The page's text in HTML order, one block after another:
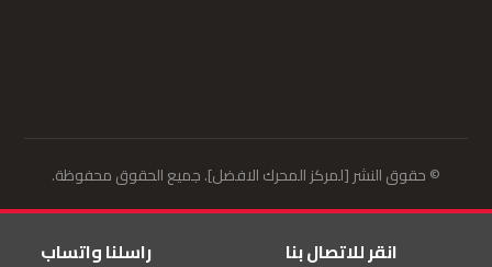
© حقوق النشر [لمركز المحرك الافضل]. جميع الحقوق محفوظة.
انقر للاتصال بنا راسلنا واتساب